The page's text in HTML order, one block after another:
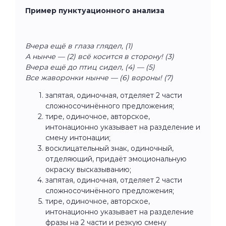
Пример пунктуационного анализа
Вчера ещё в глаза глядел, (1)
А нынче — (2) всё косится в сторону! (3)
Вчера ещё до птиц сидел, (4) — (5)
Все жаворонки нынче — (6) вороны! (7)
запятая, одиночная, отделяет 2 части
сложносочинённого предложения;
тире, одиночное, авторское,
интонационно указывает на разделение и
смену интонации;
восклицательный знак, одиночный,
отделяющий, придаёт эмоциональную
окраску высказыванию;
запятая, одиночная, отделяет 2 части
сложносочинённого предложения;
тире, одиночное, авторское,
интонационно указывает на разделение
фразы на 2 части и резкую смену